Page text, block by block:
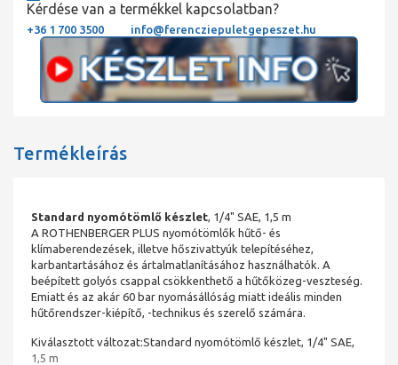
Kérdése van a termékkel kapcsolatban?
+36 1 700 3500 info@ferencziepuletgepeszet.hu
Termékleírás
Standard nyomótömlő készlet, 1/4" SAE, 1,5 m
A ROTHENBERGER PLUS nyomótömlők hűtő- és
klímaberendezések, illetve hőszivattyúk telepítéséhez,
karbantartásához és ártalmatlanításához használhatók. A
beépített golyós csappal csökkenthető a hűtőközeg-veszteség.
Emiatt és az akár 60 bar nyomásállóság miatt ideális minden
hűtőrendszer-kiépítő, -technikus és szerelő számára.
Kiválasztott változat:Standard nyomótömlő készlet, 1/4" SAE,
1,5 m